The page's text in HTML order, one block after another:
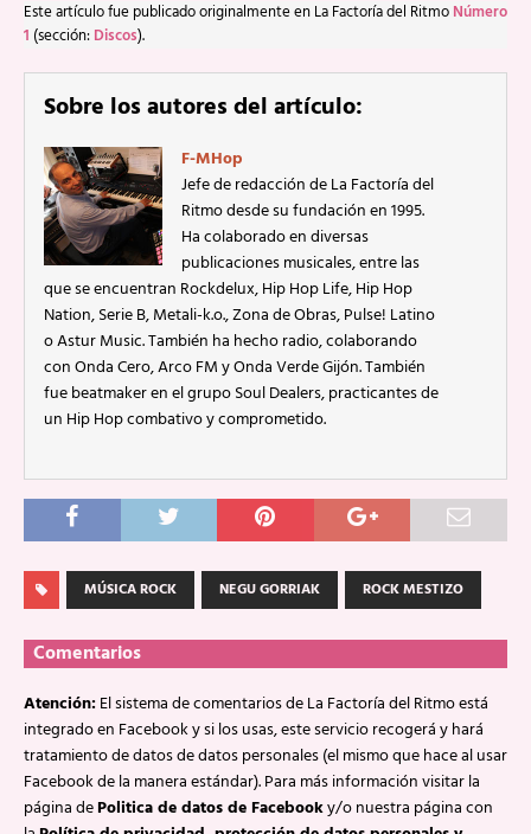
Este artículo fue publicado originalmente en La Factoría del Ritmo Número
1 (sección: Discos).
Sobre los autores del artículo:
F-MHop
Jefe de redacción de La Factoría del
Ritmo desde su fundación en 1995.
Ha colaborado en diversas
publicaciones musicales, entre las
que se encuentran Rockdelux, Hip Hop Life, Hip Hop
Nation, Serie B, Metali-k.o., Zona de Obras, Pulse! Latino
o Astur Music. También ha hecho radio, colaborando
con Onda Cero, Arco FM y Onda Verde Gijón. También
fue beatmaker en el grupo Soul Dealers, practicantes de
un Hip Hop combativo y comprometido.
MÚSICA ROCK NEGU GORRIAK ROCK MESTIZO
Comentarios
Atención:El sistema de comentarios de La Factoría del Ritmo está
integrado en Facebook y si los usas, este servicio recogerá y hará
tratamiento de datos de datos personales (el mismo que hace al usar
Facebook de la manera estándar). Para más información visitar la
página dePolitica de datos de Facebooky/o nuestra página con